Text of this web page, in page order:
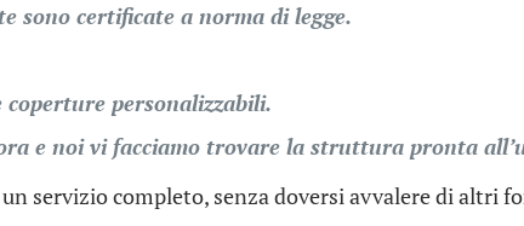
sono certificate a norma di legge.
personalizzabili.
e noi vi facciamo trovare la struttura pronta
servizio completo, senza doversi avvalere di altri